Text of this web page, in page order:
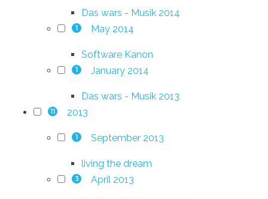
Das wars - Musik 2014
1 May 2014
Software Kanon
1 January 2014
Das wars - Musik 2013
11 2013
1 September 2013
living the dream
3 April 2013